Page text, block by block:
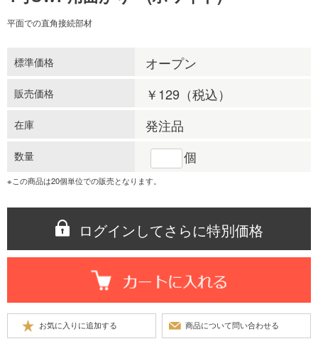
平面での直角接続部材
標準価格 オープン
販売価格 ￥129 （税込）
在庫 発注品
数量 個
※この商品は20個単位での販売となります。
ログインしてさらに特別価格